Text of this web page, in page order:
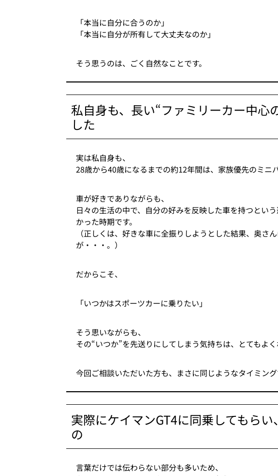
「本当に自分に合うのか」
「本当に自分が所有して大丈夫なのか」
そう思うのは、ごく自然なことです。
私自身も、長い“ファミリーカー中心
した
実は私自身も、
28歳から40歳になるまでの約12年間は、家族優先のミニ
車が好きでありながらも、
日々の生活の中で、自分の好みを反映した車を持つとい
かった時期です。
（正しくは、好きな車に全振りしようとした結果、奥さ
が・・・。）
だからこそ、
「いつかはスポーツカーに乗りたい」
そう思いながらも、
その“いつか”を先送りにしてしまう気持ちは、とてもよく
今回ご相談いただいた方も、まさに同じようなタイミング
実際にケイマンGT4に同乗してもらい
の
言葉だけでは伝わらない部分も多いため、